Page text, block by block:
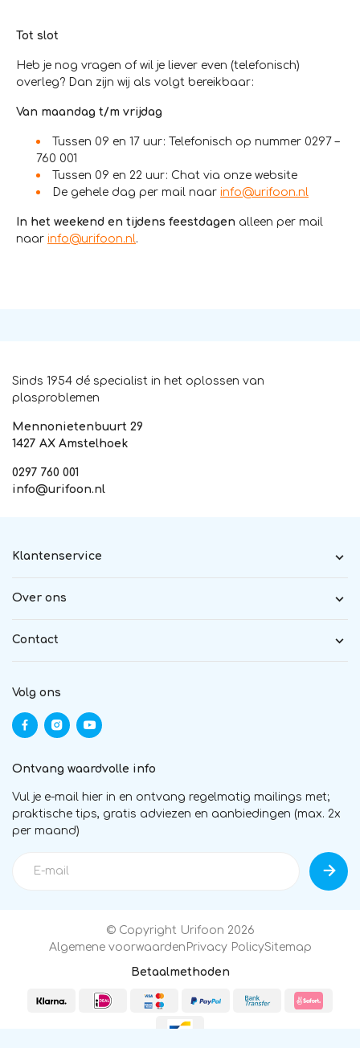
Tot slot
Heb je nog vragen of wil je liever even (telefonisch)
overleg? Dan zijn wij als volgt bereikbaar:
Van maandag t/m vrijdag
Tussen 09 en 17 uur: Telefonisch op nummer 0297 –
760 001
Tussen 09 en 22 uur: Chat via onze website
De gehele dag per mail naar info@urifoon.nl
In het weekend en tijdens feestdagen alleen per mail
naar info@urifoon.nl.
Sinds 1954 dé specialist in het oplossen van
plasproblemen
Mennonietenbuurt 29
1427 AX Amstelhoek
0297 760 001
info@urifoon.nl
Klantenservice
Over ons
Contact
Volg ons
Ontvang waardvolle info
Vul je e-mail hier in en ontvang regelmatig mailings met;
praktische tips, gratis adviezen en aanbiedingen (max. 2x
per maand)
© Copyright Urifoon 2026
Algemene voorwaarden Privacy PolicySitemap
Betaalmethoden